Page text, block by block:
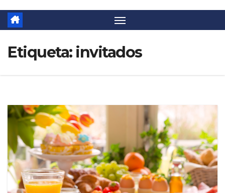
Etiqueta: invitados